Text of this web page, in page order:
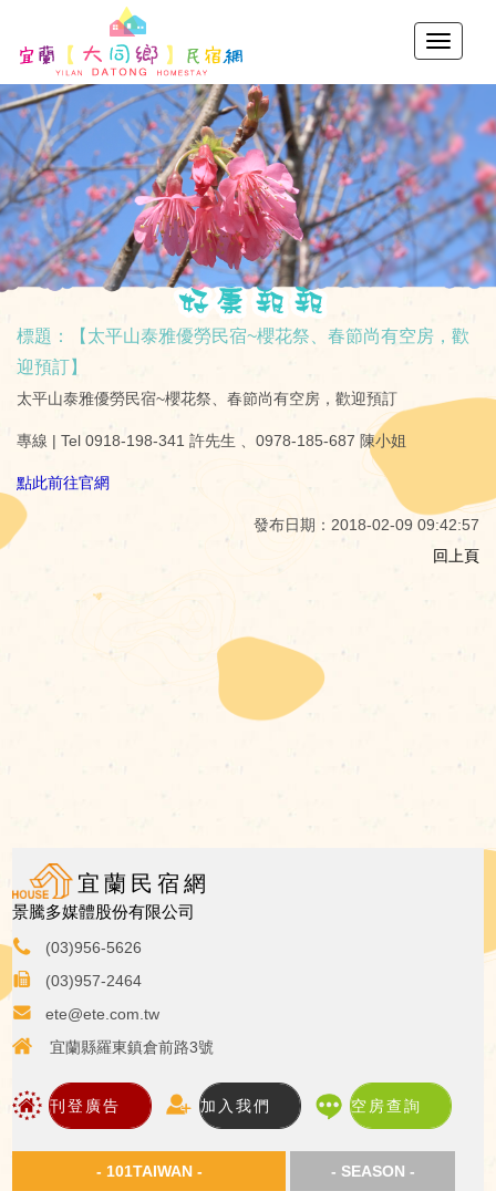
標題：【太平山泰雅優勞民宿~櫻花祭、春節尚有空房，歡
迎預訂】
太平山泰雅優勞民宿~櫻花祭、春節尚有空房，歡迎預訂
專線 | Tel 0918-198-341 許先生 、0978-185-687 陳小姐
點此前往官網
發布日期：2018-02-09 09:42:57
回上頁
宜蘭民宿網
景騰多媒體股份有限公司
(03)956-5626
(03)957-2464
ete@ete.com.tw
宜蘭縣羅東鎮倉前路3號
刊登廣告 加入我們 空房查詢
- 101TAIWAN - - SEASON -